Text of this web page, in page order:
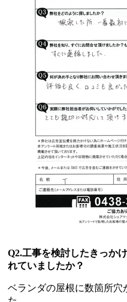
Q2.工事を検討したきっか
れていましたか？
ベランダの屋根に数箇所穴